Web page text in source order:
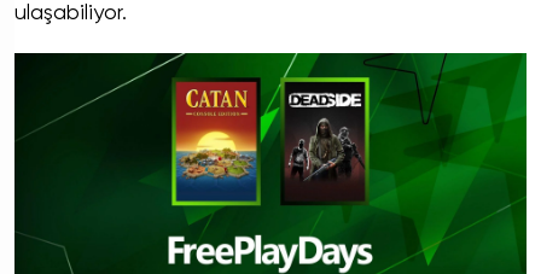
ulaşabiliyor.